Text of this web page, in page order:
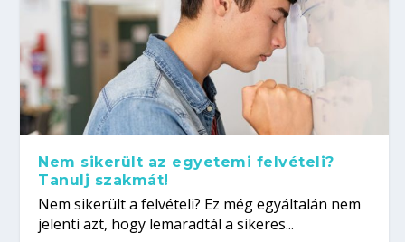
Nem sikerült az egyetemi felvételi?
Tanulj szakmát!
Nem sikerült a felvételi? Ez még egyáltalán nem
jelenti azt, hogy lemaradtál a sikeres...